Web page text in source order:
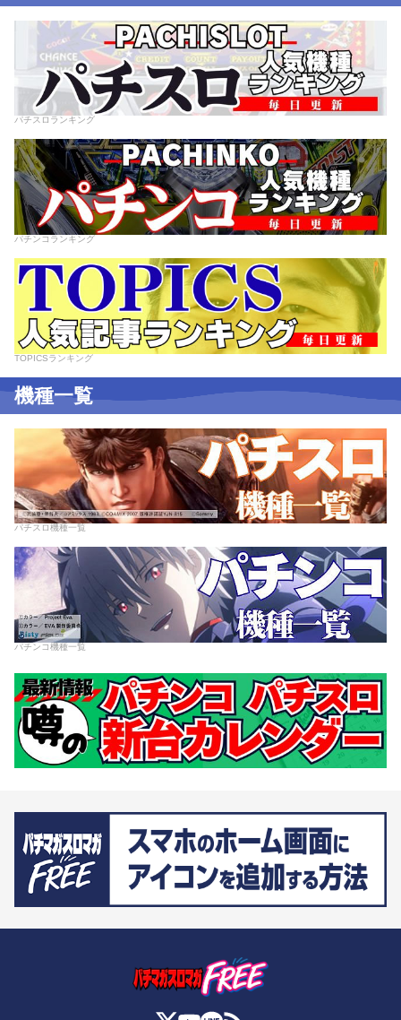
パチスロランキング
パチンコランキング
TOPICSランキング
機種一覧
パチスロ機種一覧
パチンコ機種一覧